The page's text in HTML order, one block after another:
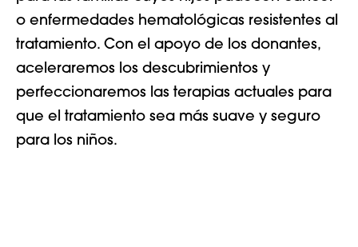
o enfermedades hematológicas resistentes al
tratamiento. Con el apoyo de los donantes,
aceleraremos los descubrimientos y
perfeccionaremos las terapias actuales para
que el tratamiento sea más suave y seguro
para los niños.